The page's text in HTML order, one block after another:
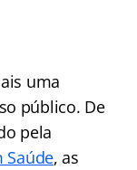
uma
público. De
pela
Saúde, as